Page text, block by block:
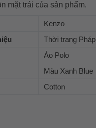
mặt trái của sản phẩm.
Kenzo
Thời trang Pháp
Áo Polo
Màu Xanh Blue
Cotton